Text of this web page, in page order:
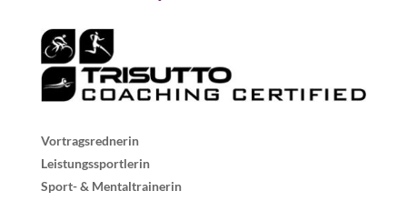
Vortragsrednerin
Leistungssportlerin
Sport- & Mentaltrainerin